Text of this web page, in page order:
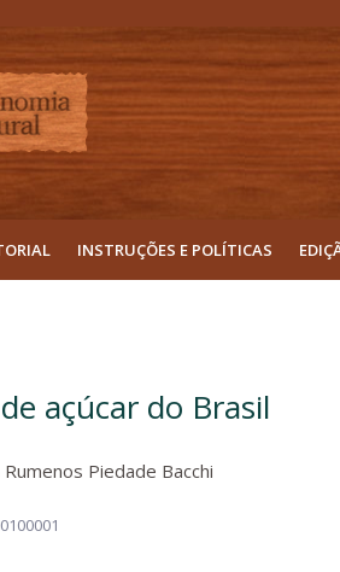
INSTRUÇÕES E POLÍTICAS
açúcar do Brasil
Rumenos Piedade Bacchi